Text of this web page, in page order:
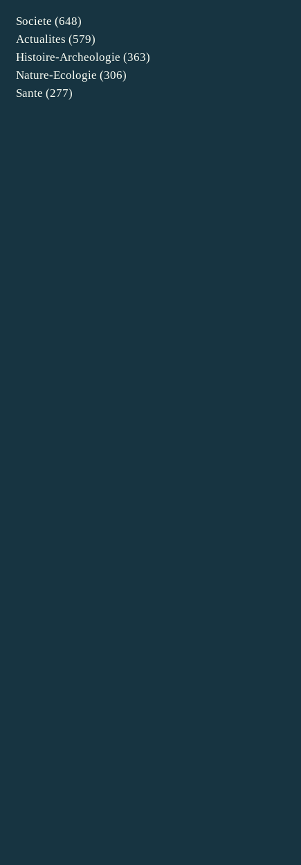
Societe (648)
Actualites (579)
Histoire-Archeologie (363)
Nature-Ecologie (306)
Sante (277)